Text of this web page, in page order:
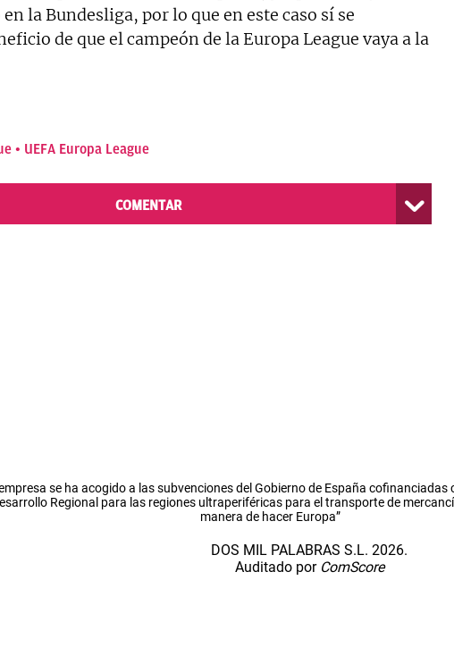
la Bundesliga, por lo que en este caso sí se
de que el campeón de la Europa League vaya a la
UEFA Europa League
COMENTAR
se ha acogido a las subvenciones del Gobierno de España cofinanciadas
Regional para las regiones ultraperiféricas para el transporte de
manera de hacer Europa”
DOS MIL PALABRAS S.L. 2026.
Auditado por ComScore